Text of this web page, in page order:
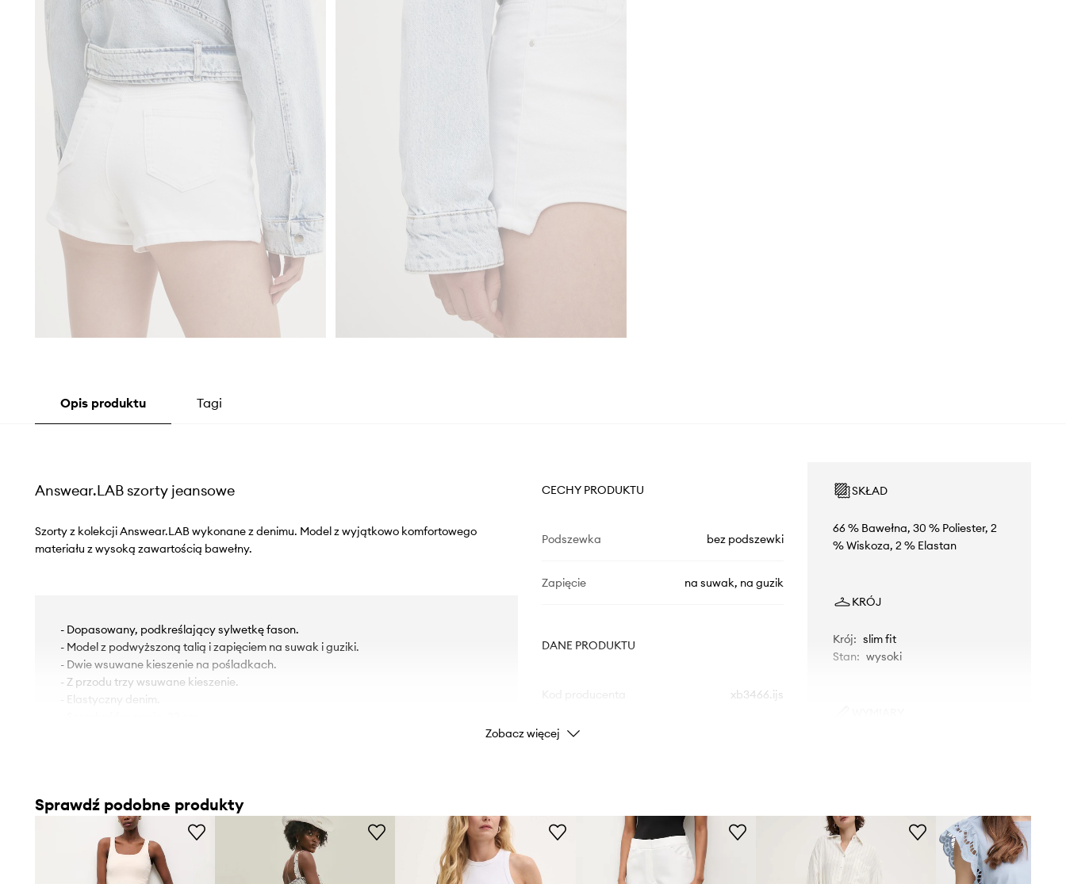
Opis produktu Tagi
Answear.LAB szorty jeansowe
Szorty z kolekcji Answear.LAB wykonane z denimu. Model z wyjątkowo komfortowego
materiału z wysoką zawartością bawełny.
- Dopasowany, podkreślający sylwetkę fason.
- Model z podwyższoną talią i zapięciem na suwak i guziki.
- Dwie wsuwane kieszenie na pośladkach.
- Z przodu trzy wsuwane kieszenie.
- Elastyczny denim.
- Długość zewnętrzna nogawki: 29,5 cm.
- Wymiary podane dla rozmiaru: S.
CECHY PRODUKTU
Podszewka bez podszewki
Zapięcie na suwak, na guzik
DANE PRODUKTU
xb3466.ijs
Kolor
Producent
SKŁAD
66 % Bawełna, 30 % Poliester, 2
% Wiskoza, 2 % Elastan
KRÓJ
Krój: slim fit
Stan: wysoki
Zalecamy wybór rozmiaru, jaki nosisz
zazwyczaj.
Tabela rozmiarów
Zobacz więcej
Sprawdź podobne produkty